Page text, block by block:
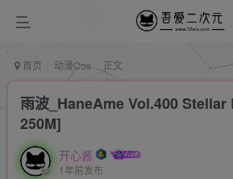
首页 动漫Cos 正文
雨波_HaneAme Vol.400
250M]
开心酱
1年前发布